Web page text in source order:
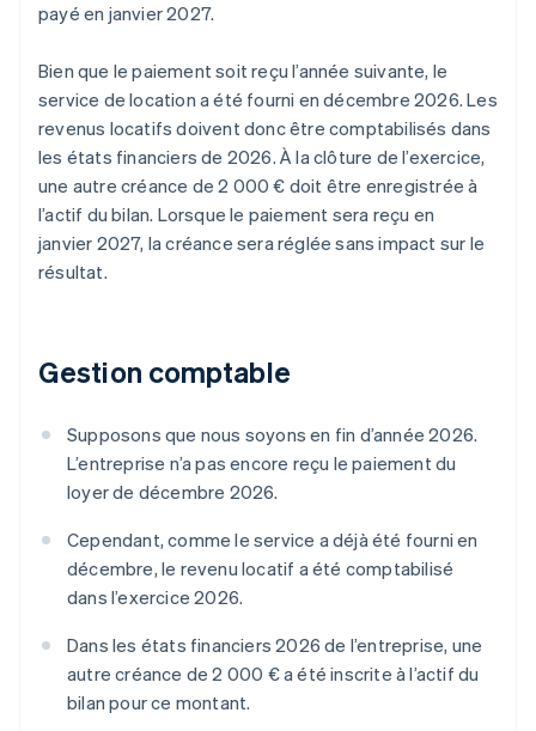
payé en janvier 2027.
Bien que le paiement soit reçu l’année suivante, le
service de location a été fourni en décembre 2026. Les
revenus locatifs doivent donc être comptabilisés dans
les états financiers de 2026. À la clôture de l’exercice,
une autre créance de 2 000 € doit être enregistrée à
l’actif du bilan. Lorsque le paiement sera reçu en
janvier 2027, la créance sera réglée sans impact sur le
résultat.
Gestion comptable
Supposons que nous soyons en fin d’année 2026.
L’entreprise n’a pas encore reçu le paiement du
loyer de décembre 2026.
Cependant, comme le service a déjà été fourni en
décembre, le revenu locatif a été comptabilisé
dans l’exercice 2026.
Dans les états financiers 2026 de l’entreprise, une
autre créance de 2 000 € a été inscrite à l’actif du
bilan pour ce montant.